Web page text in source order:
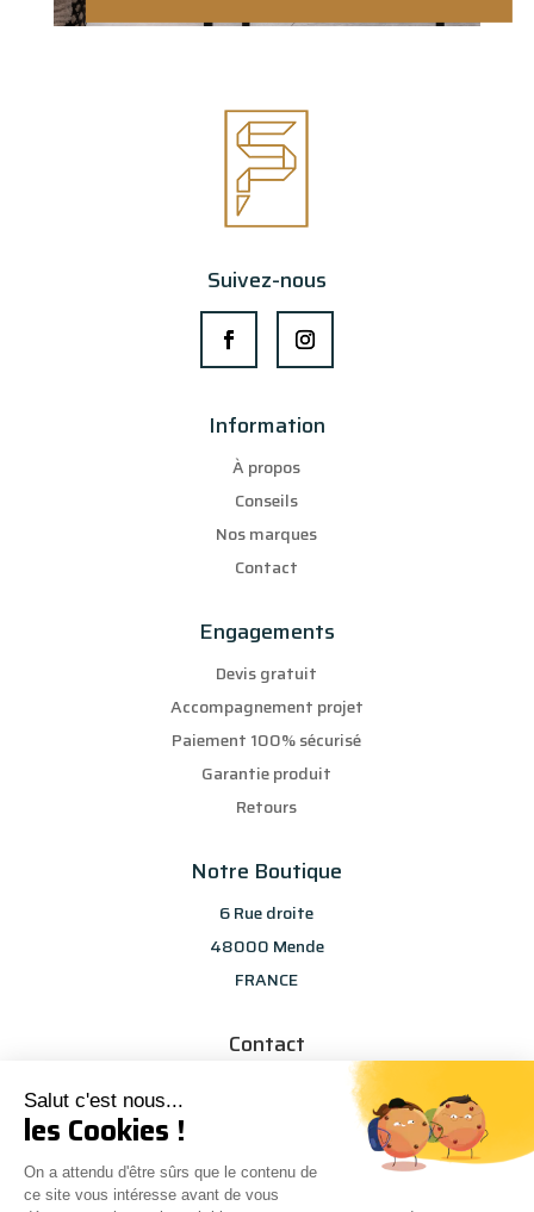
Salut c'est nous...
les Cookies !
On a attendu d'être sûrs que le contenu de
ce site vous intéresse avant de vous
Suivez-nous
Information
À propos
Conseils
Nos marques
Contact
Engagements
Devis gratuit
Accompagnement projet
Paiement 100% sécurisé
Garantie produit
Retours
Notre Boutique
6 Rue droite
48000 Mende
FRANCE
Contact
info@les-selections-sandp.fr